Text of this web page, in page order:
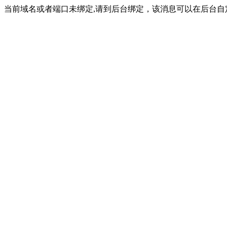
当前域名或者端口未绑定,请到后台绑定，该消息可以在后台自